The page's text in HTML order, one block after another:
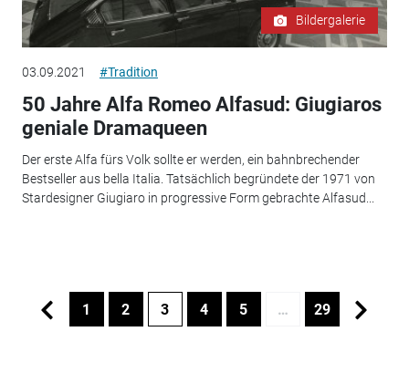
Bildergalerie
03.09.2021 #Tradition
50 Jahre Alfa Romeo Alfasud: Giugiaros
geniale Dramaqueen
Der erste Alfa fürs Volk sollte er werden, ein bahnbrechender
Bestseller aus bella Italia. Tatsächlich begründete der 1971 von
Stardesigner Giugiaro in progressive Form gebrachte Alfasud...
1 2 3 4 5 … 29